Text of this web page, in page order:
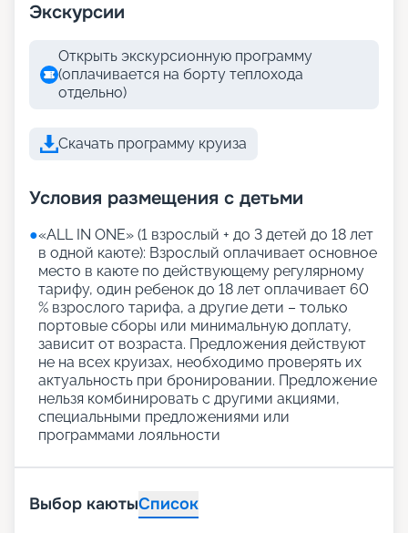
Экскурсии
Открыть экскурсионную программу
(оплачивается на борту теплохода
отдельно)
Скачать программу круиза
Условия размещения с детьми
●«АLL IN ONE» (1 взрослый + до 3 детей до 18 лет
в одной каюте): Взрослый оплачивает основное
место в каюте по действующему регулярному
тарифу, один ребенок до 18 лет оплачивает 60
% взрослого тарифа, а другие дети – только
портовые сборы или минимальную доплату,
зависит от возраста. Предложения действуют
не на всех круизах, необходимо проверять их
актуальность при бронировании. Предложение
нельзя комбинировать с другими акциями,
специальными предложениями или
программами лояльности
Выбор каютыСписок